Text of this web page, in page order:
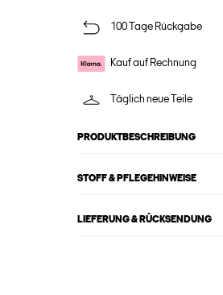
100 Tage Rückgabe
Kauf auf Rechnung
Täglich neue Teile
PRODUKTBESCHREIBUNG
STOFF & PFLEGEHINWEISE
LIEFERUNG & RÜCKSENDUNG